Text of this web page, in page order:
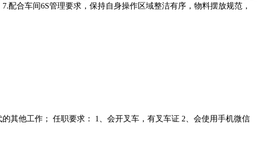
合车间6S管理要求，保持自身操作区域整洁有序，物料摆放规范，
其他工作； 任职要求： 1、会开叉车，有叉车证 2、会使用手机微信